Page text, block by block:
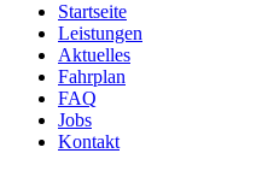
Startseite
Leistungen
Aktuelles
Fahrplan
FAQ
Jobs
Kontakt